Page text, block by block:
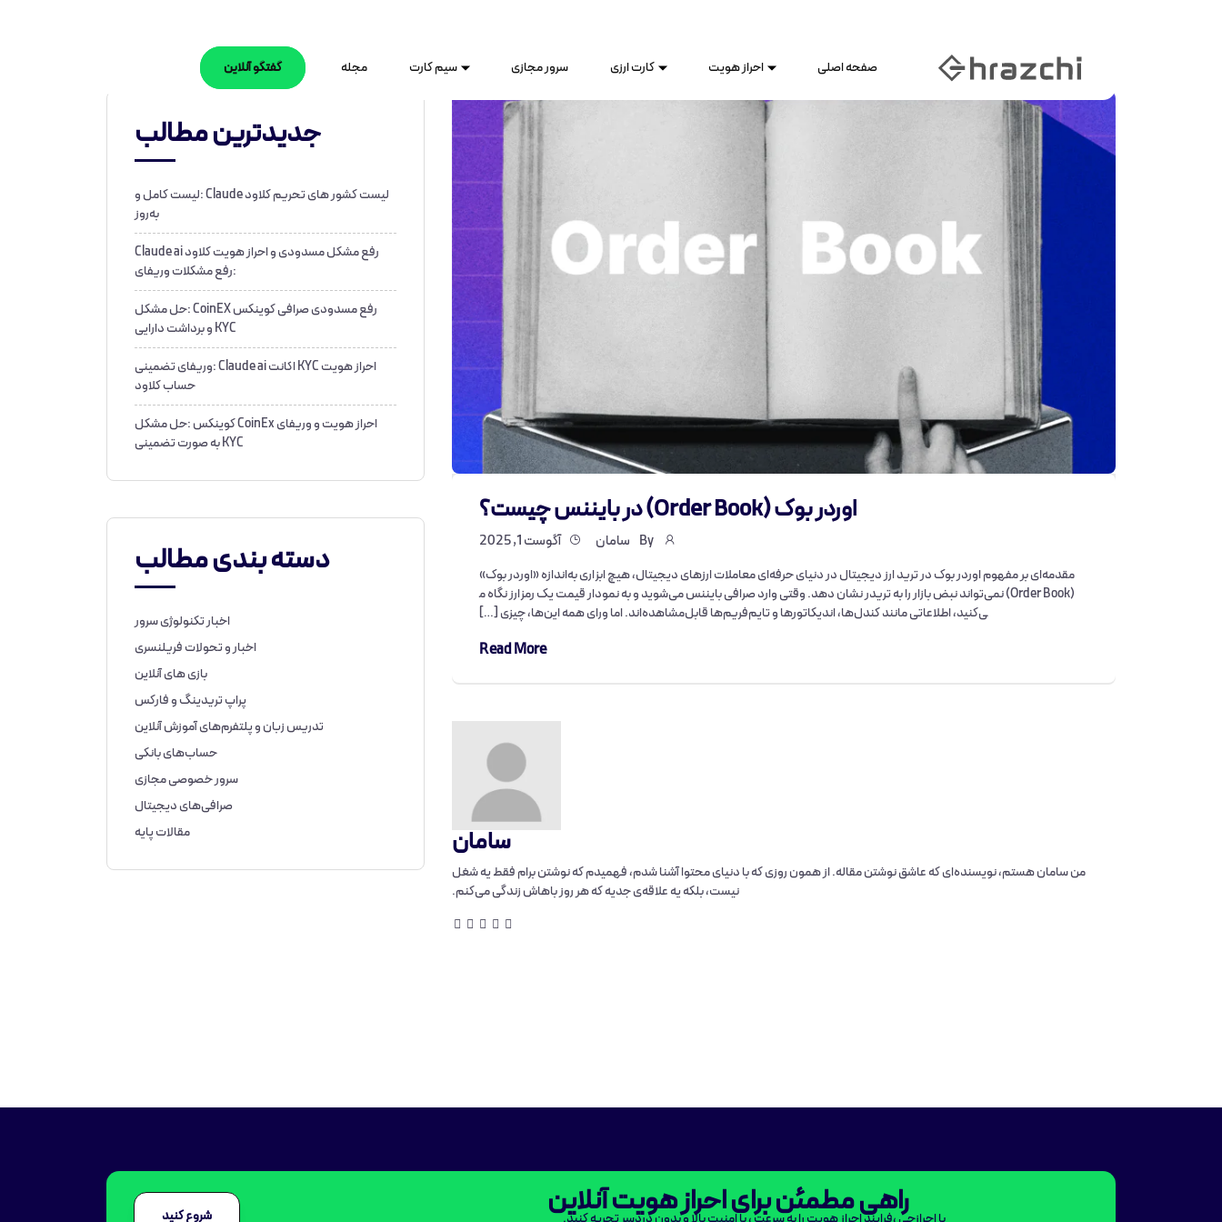
صفحه اصلی احراز هویت کارت ارزی سرور مجازی سیم کارت مجله گفتگو آنلاین
اوردر بوک (Order Book) در بایننس چیست؟
سامان آگوست 1, 2025
مقدمه‌ای بر مفهوم اوردر بوک در ترید ارز دیجیتال در دنیای حرفه‌ای معاملات ارزهای دیجیتال، هیچ ابزاری به‌اندازه «اوردر بوک»
(Order Book) نمی‌تواند نبض بازار را به تریدر نشان دهد. وقتی وارد صرافی بایننس می‌شوید و به نمودار قیمت یک رمزارز نگاه م
ی‌کنید، اطلاعاتی مانند کندل‌ها، اندیکاتورها و تایم‌فریم‌ها قابل‌مشاهده‌اند. اما ورای همه این‌ها، چیزی […]
Read More
سامان
من سامان هستم، نویسنده‌ای که عاشق نوشتن مقاله‌. از همون روزی که با دنیای محتوا آشنا شدم، فهمیدم که نوشتن برام فقط یه شغل
نیست، بلکه یه علاقه‌ی جدیه که هر روز باهاش زندگی می‌کنم.
جدیدترین مطالب
لیست کشور های تحریم کلاود Claude :لیست کامل و
به‌روز
رفع مشکل مسدودی و احراز هویت کلاود Claude ai
:رفع مشکلات وریفای
رفع مسدودی صرافی کوینکس CoinEX :حل مشکل
KYC و برداشت دارایی
احراز هویت KYC اکانت Claude ai :وریفای تضمینی
حساب کلاود
احراز هویت و وریفای CoinEx کوینکس :حل مشکل
KYC به صورت تضمینی
دسته بندی مطالب
اخبار تکنولوژی سرور
اخبار و تحولات فریلنسری
بازی های آنلاین
پراپ تریدینگ و فارکس
تدریس زبان و پلتفرم‌های آموزش آنلاین
حساب‌های بانکی
سرور خصوصی مجازی
صرافی‌های دیجیتال
مقالات پایه
راهی مطمئن برای احراز هویت آنلاین شروع کنید